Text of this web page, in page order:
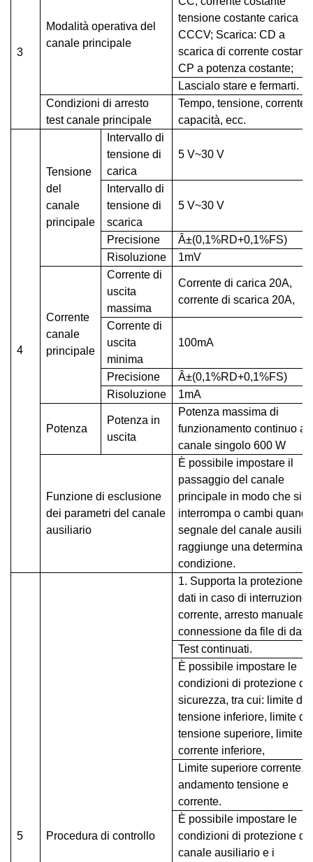
3
Modalità operativa del
canale principale
tensione costante carica
CCCV; Scarica: CD a
scarica di corrente
CP a potenza costante;
Lascialo stare e fermarti.
Condizioni di arresto
test canale principale
Tempo, tensione, corrente,
capacità, ecc.
4
Tensione
del
canale
principale
Intervallo di
tensione di
carica
5 V~30 V
Intervallo di
tensione di
scarica
5 V~30 V
Precisione
Â±(0,1%RD+0,1%FS)
Risoluzione
1mV
Corrente
canale
principale
Corrente di
uscita
massima
Corrente di carica 20A,
corrente di scarica 20A,
Corrente di
uscita
minima
100mA
Precisione
Â±(0,1%RD+0,1%FS)
Risoluzione
1mA
Potenza
Potenza in
uscita
Potenza massima di
funzionamento continuo a
canale singolo 600 W
Funzione di esclusione
dei parametri del canale
ausiliario
È possibile impostare il
passaggio del canale
principale in modo che si
interrompa o cambi
segnale del canale
raggiunge una determinata
condizione.
5 Procedura di controllo
1. Supporta la protezione
dati in caso di interruzione
corrente, arresto manuale e
connessione da file di dati
Test continuati.
È possibile impostare le
condizioni di protezione di
sicurezza, tra cui: limite di
tensione inferiore, limite di
tensione superiore, limite
corrente inferiore,
Limite superiore corrente,
andamento tensione e
corrente.
È possibile impostare le
condizioni di protezione
canale ausiliario e i